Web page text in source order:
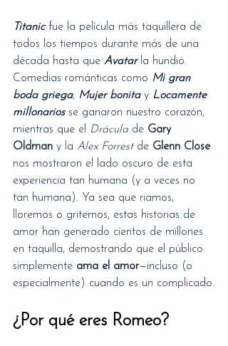
Titanic fue la película más taquillera de
todos los tiempos durante más de una
década hasta que Avatar la hundió.
Comedias románticas como Mi gran
boda griega, Mujer bonita y Locamente
millonarios se ganaron nuestro corazón,
mientras que el Drácula de Gary
Oldman y la Alex Forrest de Glenn Close
nos mostraron el lado oscuro de esta
experiencia tan humana (y a veces no
tan humana). Ya sea que riamos,
lloremos o gritemos, estas historias de
amor han generado cientos de millones
en taquilla, demostrando que el público
simplemente ama el amor—incluso (o
especialmente) cuando es un complicado.
¿Por qué eres Romeo?